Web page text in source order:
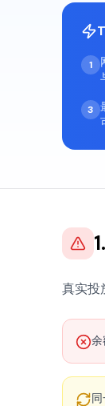
1
3
真实投